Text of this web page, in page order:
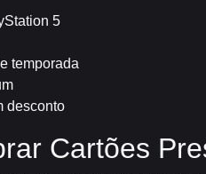
5
temporada
desconto
Cartões